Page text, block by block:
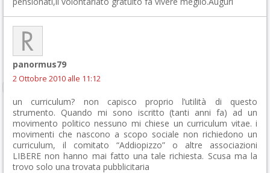
panormus79
2 Ottobre 2010 alle 11:12
un curriculum? non capisco proprio l’utilità di questo
strumento. Quando mi sono iscritto (tanti anni fa) ad un
movimento politico nessuno mi chiese un curriculum vitae. i
movimenti che nascono a scopo sociale non richiedono un
curriculum, il comitato “Addiopizzo” o altre associazioni
LIBERE non hanno mai fatto una tale richiesta. Scusa ma la
trovo solo una trovata pubblicitaria